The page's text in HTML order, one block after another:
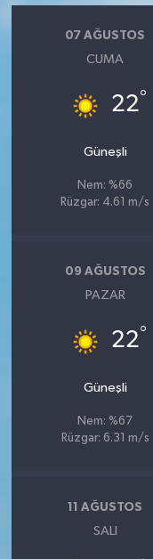
07 AĞUSTOS
CUMA
22°
Güneşli
Nem: %66
Rüzgar: 4.61 m/s
09 AĞUSTOS
PAZAR
22°
Güneşli
Nem: %67
Rüzgar: 6.31 m/s
11 AĞUSTOS
SALI